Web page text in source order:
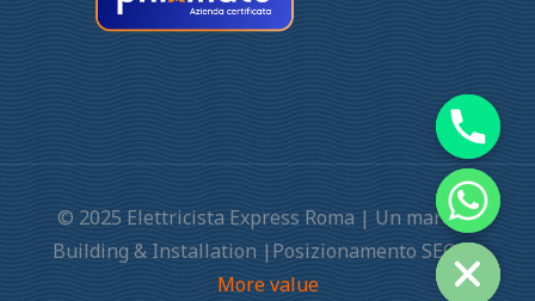
© 2025 Elettricista Express Roma | Un marchio
Building & Installation |Posizionamento SEO by
More value